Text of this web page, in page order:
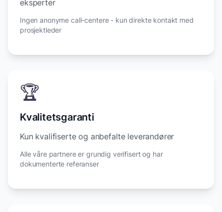
eksperter
Ingen anonyme call-centere - kun direkte kontakt med
prosjektleder
🏆
Kvalitetsgaranti
Kun kvalifiserte og anbefalte leverandører
Alle våre partnere er grundig verifisert og har
dokumenterte referanser